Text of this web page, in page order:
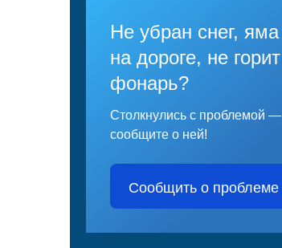
Не убран снег, яма
на дороге, не горит
фонарь?
Столкнулись с проблемой —
сообщите о ней!
Сообщить о проблеме